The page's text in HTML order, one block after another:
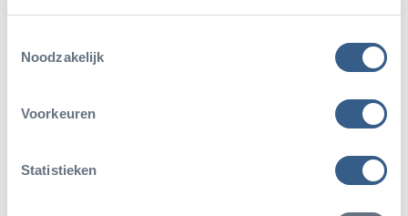
Noodzakelijk
Voorkeuren
Statistieken